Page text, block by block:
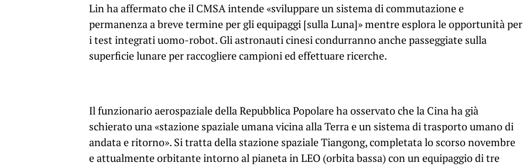
Lin ha affermato che il CMSA intende «sviluppare un sistema di commutazione e
permanenza a breve termine per gli equipaggi [sulla Luna]» mentre esplora le opportunità per
i test integrati uomo-robot. Gli astronauti cinesi condurranno anche passeggiate sulla
superficie lunare per raccogliere campioni ed effettuare ricerche.
Il funzionario aerospaziale della Repubblica Popolare ha osservato che la Cina ha già
schierato una «stazione spaziale umana vicina alla Terra e un sistema di trasporto umano di
andata e ritorno». Si tratta della stazione spaziale Tiangong, completata lo scorso novembre
e attualmente orbitante intorno al pianeta in LEO (orbita bassa) con un equipaggio di tre